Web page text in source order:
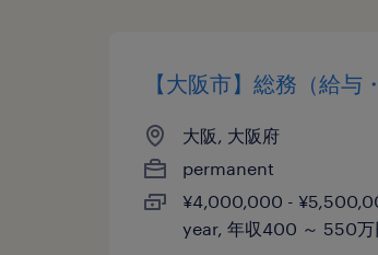
【大阪市】総務（給与
大阪, 大阪府
permanent
¥4,000,000 -
year, 年収400 ～ 550万